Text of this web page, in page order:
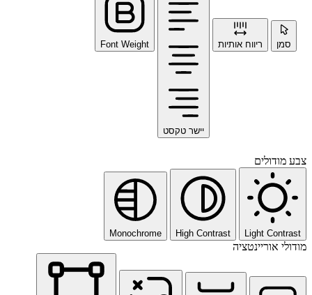
סמן ריווח אותיות
יישר טקסט
Font Weight
צבע מודולים
Light Contrast
High Contrast
Monochrome
מודולי אוריינטציה